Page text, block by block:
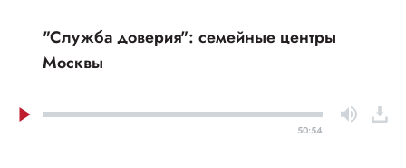
"Служба доверия": семейные центры
Москвы
50:54